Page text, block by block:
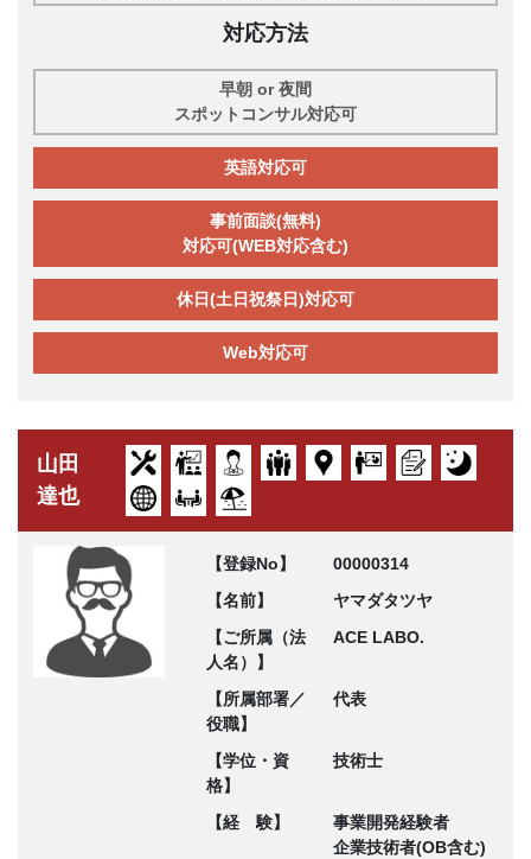
対応方法
早朝 or 夜間
スポットコンサル対応可
英語対応可
事前面談(無料)
対応可(WEB対応含む)
休日(土日祝祭日)対応可
Web対応可
山田
達也
【登録No】
00000314
【名前】
ヤマダタツヤ
【ご所属（法
人名）】
ACE LABO.
【所属部署／
役職】
代表
【学位・資
格】
技術士
【経 験】
事業開発経験者
企業技術者(OB含む)